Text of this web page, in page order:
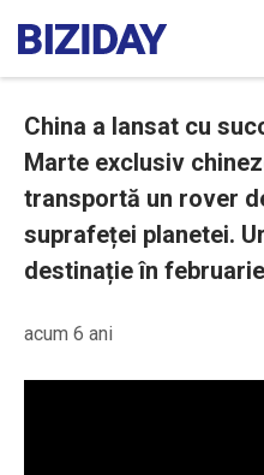
China a lansat cu
Marte exclusiv
transportă un rover
suprafeței planetei.
destinație în
acum 6 ani